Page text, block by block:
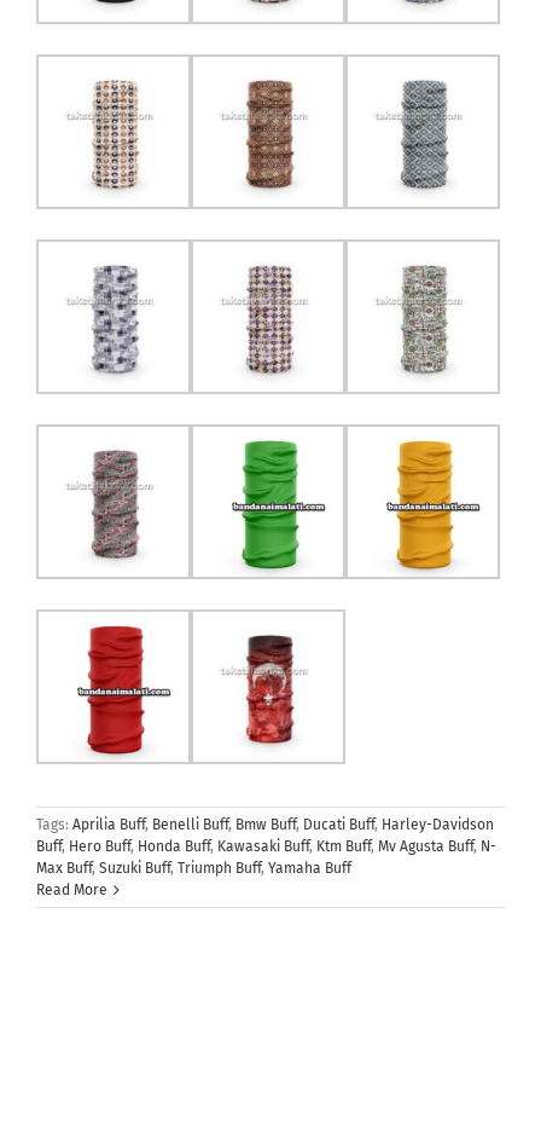
Tags: Aprilia Buff, Benelli Buff, Bmw Buff, Ducati Buff, Harley-Davidson
Buff, Hero Buff, Honda Buff, Kawasaki Buff, Ktm Buff, Mv Agusta Buff, N-
Max Buff, Suzuki Buff, Triumph Buff, Yamaha Buff
Read More